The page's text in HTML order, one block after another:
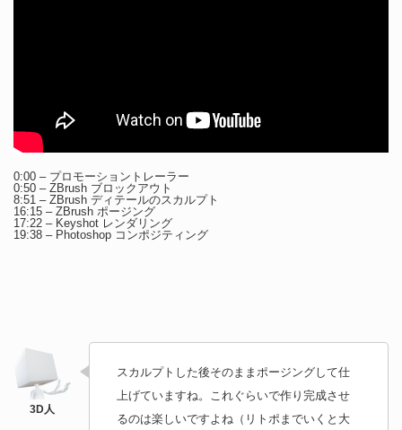
0:00 – プロモーショントレーラー
0:50 – ZBrush ブロックアウト
8:51 – ZBrush ディテールのスカルプト
16:15 – ZBrush ポージング
17:22 – Keyshot レンダリング
19:38 – Photoshop コンポジティング
スカルプトした後そのままポージングして仕
上げていますね。これぐらいで作り完成させ
るのは楽しいですよね（リトポまでいくと大